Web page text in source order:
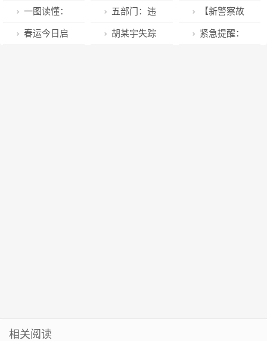
明传播力影响
力——纪录片
贴？官方曝光
诈骗套路
周，气温就玩
过山车？
航运输市场有
望迎来显著复
型 调整诊断标
准
一图读懂：
新型冠状病毒
五部门：违
反新冠防控行
【新警察故
事】青春“警”
春运今日启 胡某宇失踪 紧急提醒：
相关阅读